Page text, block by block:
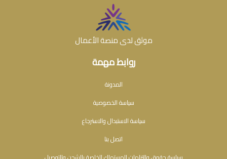
روابط مهمة
المدونة
سياسة الخصوصية
سياسة الاستبدال والاسترجاع
اتصل بنا
موثق لدى منصة الأعمال